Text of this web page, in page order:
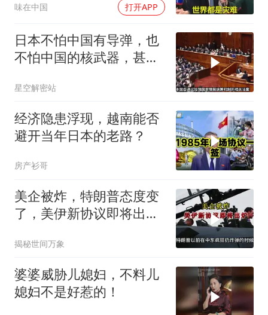
味在中国 打开APP
日本不怕中国有导弹，也
不怕中国的核武器，甚至
星空解密站
经济隐患浮现，越南能否
避开当年日本的老路？
房产衫哥
美企被炸，特朗普态度变
了，美伊新协议即将出
揭秘世间万象
婆婆威胁儿媳妇，不料儿
媳妇不是好惹的！